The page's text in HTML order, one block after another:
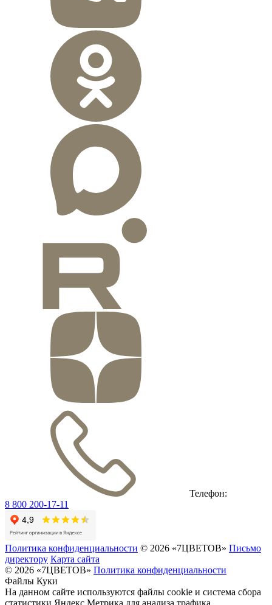
Телефон:
8 800 200-17-11
Политика конфиденциальности © 2026 «7ЦВЕТОВ» Письмо
директору Карта сайта
© 2026 «7ЦВЕТОВ» Политика конфиденциальности
Файлы Куки
На данном сайте используются файлы cookie и система сбора
статистики Яндекс Метрика для анализа трафика.